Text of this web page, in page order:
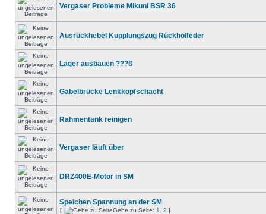
Vergaser Probleme Mikuni BSR 36
Ausrückhebel Kupplungszug Rückholfeder
Lager ausbauen ???ß
Gabelbrücke Lenkkopfschacht
Rahmentank reinigen
Vergaser läuft über
DRZ400E-Motor in SM
Speichen Spannung an der SM
[ Gehe zu Seite: 1 2 ]